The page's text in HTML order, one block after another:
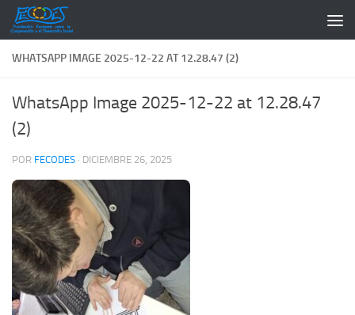
Saltar al contenido
WHATSAPP IMAGE 2025-12-22 AT 12.28.47 (2)
WhatsApp Image 2025-12-22 at 12.28.47
(2)
POR FECODES · DICIEMBRE 26, 2025